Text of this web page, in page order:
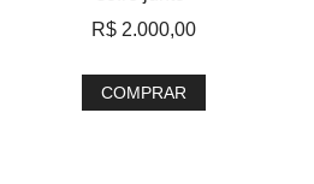
R$ 2.000,00
COMPRAR